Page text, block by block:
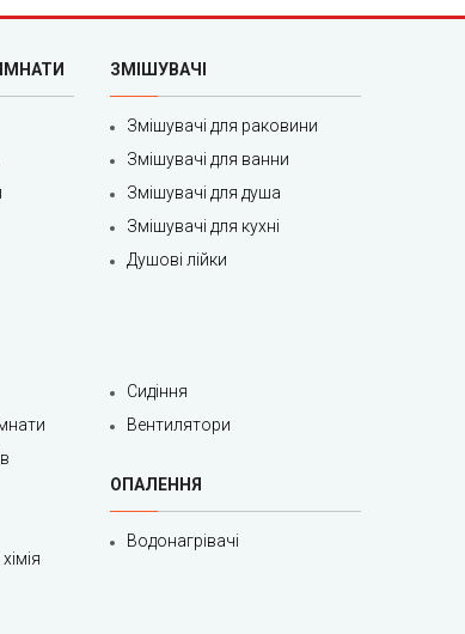
ЗМІШУВАЧІ
Змішувачі для раковини
Змішувачі для ванни
Змішувачі для душа
Змішувачі для кухні
Душові лійки
Сидіння
Вентилятори
ОПАЛЕННЯ
Водонагрівачі